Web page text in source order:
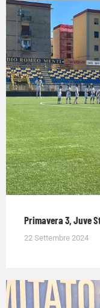
Primavera 3, Juve
22 Settembre 2024